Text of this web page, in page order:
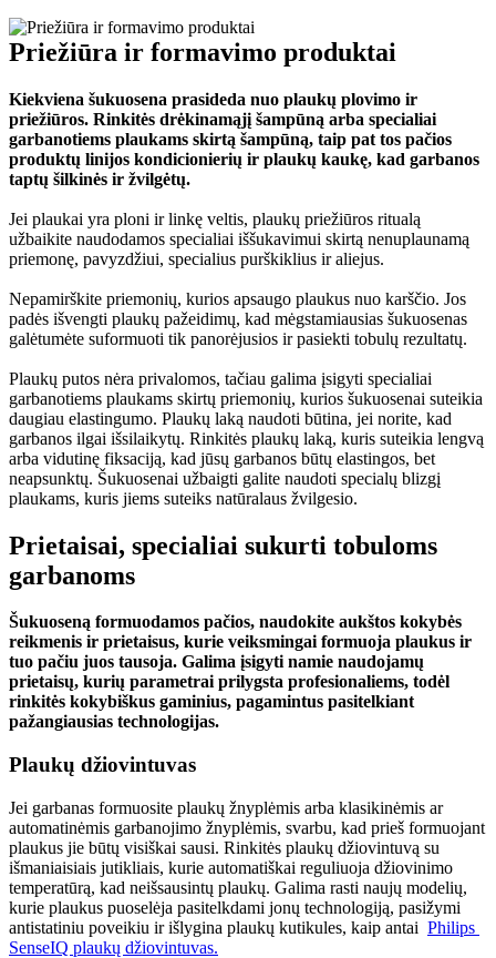
Priežiūra ir formavimo produktai
Kiekviena šukuosena prasideda nuo plaukų plovimo ir
priežiūros. Rinkitės drėkinamąjį šampūną arba specialiai
garbanotiems plaukams skirtą šampūną, taip pat tos pačios
produktų linijos kondicionierių ir plaukų kaukę, kad garbanos
taptų šilkinės ir žvilgėtų.
Jei plaukai yra ploni ir linkę veltis, plaukų priežiūros ritualą
užbaikite naudodamos specialiai iššukavimui skirtą nenuplaunamą
priemonę, pavyzdžiui, specialius purškiklius ir aliejus.
Nepamirškite priemonių, kurios apsaugo plaukus nuo karščio. Jos
padės išvengti plaukų pažeidimų, kad mėgstamiausias šukuosenas
galėtumėte suformuoti tik panorėjusios ir pasiekti tobulų rezultatų.
Plaukų putos nėra privalomos, tačiau galima įsigyti specialiai
garbanotiems plaukams skirtų priemonių, kurios šukuosenai suteikia
daugiau elastingumo. Plaukų laką naudoti būtina, jei norite, kad
garbanos ilgai išsilaikytų. Rinkitės plaukų laką, kuris suteikia lengvą
arba vidutinę fiksaciją, kad jūsų garbanos būtų elastingos, bet
neapsunktų. Šukuosenai užbaigti galite naudoti specialų blizgį
plaukams, kuris jiems suteiks natūralaus žvilgesio.
Prietaisai, specialiai sukurti tobuloms
garbanoms
Šukuoseną formuodamos pačios, naudokite aukštos kokybės
reikmenis ir prietaisus, kurie veiksmingai formuoja plaukus ir
tuo pačiu juos tausoja. Galima įsigyti namie naudojamų
prietaisų, kurių parametrai prilygsta profesionaliems, todėl
rinkitės kokybiškus gaminius, pagamintus pasitelkiant
pažangiausias technologijas.
Plaukų džiovintuvas
Jei garbanas formuosite plaukų žnyplėmis arba klasikinėmis ar
automatinėmis garbanojimo žnyplėmis, svarbu, kad prieš formuojant
plaukus jie būtų visiškai sausi. Rinkitės plaukų džiovintuvą su
išmaniaisiais jutikliais, kurie automatiškai reguliuoja džiovinimo
temperatūrą, kad neišsausintų plaukų. Galima rasti naujų modelių,
kurie plaukus puoselėja pasitelkdami jonų technologiją, pasižymi
antistatiniu poveikiu ir išlygina plaukų kutikules, kaip antai Philips
SenseIQ plaukų džiovintuvas.